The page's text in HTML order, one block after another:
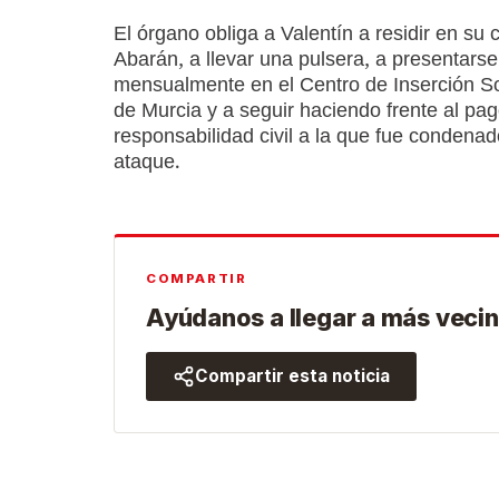
El órgano obliga a Valentín a residir en su
Abarán, a llevar una pulsera, a presentarse
mensualmente en el Centro de Inserción
de Murcia y a seguir haciendo frente al
responsabilidad civil a la que fue
ataque.
COMPARTIR
Ayúdanos a llegar a más
Compartir esta noticia